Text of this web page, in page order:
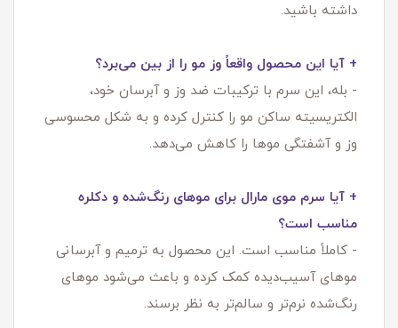
داشته باشید.
+ آیا این محصول واقعاً وز مو را از بین می‌برد؟
- بله، این سرم با ترکیبات ضد وز و آبرسان خود،
الکتریسیته ساکن مو را کنترل کرده و به شکل محسوسی
وز و آشفتگی موها را کاهش می‌دهد.
+ آیا سرم موی مارال برای موهای رنگ‌شده و دکلره
مناسب است؟
- کاملاً مناسب است. این محصول به ترمیم و آبرسانی
موهای آسیب‌دیده کمک کرده و باعث می‌شود موهای
رنگ‌شده نرم‌تر و سالم‌تر به نظر برسند.